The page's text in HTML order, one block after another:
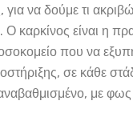
να δούμε τι
καρκίνος είναι η
που να
σε κάθε
αναβαθμισμένο, με